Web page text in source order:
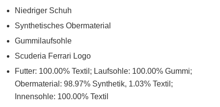
Niedriger Schuh
Synthetisches Obermaterial
Gummilaufsohle
Scuderia Ferrari Logo
Futter: 100.00% Textil; Laufsohle: 100.00% Gummi;
Obermaterial: 98.97% Synthetik, 1.03% Textil;
Innensohle: 100.00% Textil